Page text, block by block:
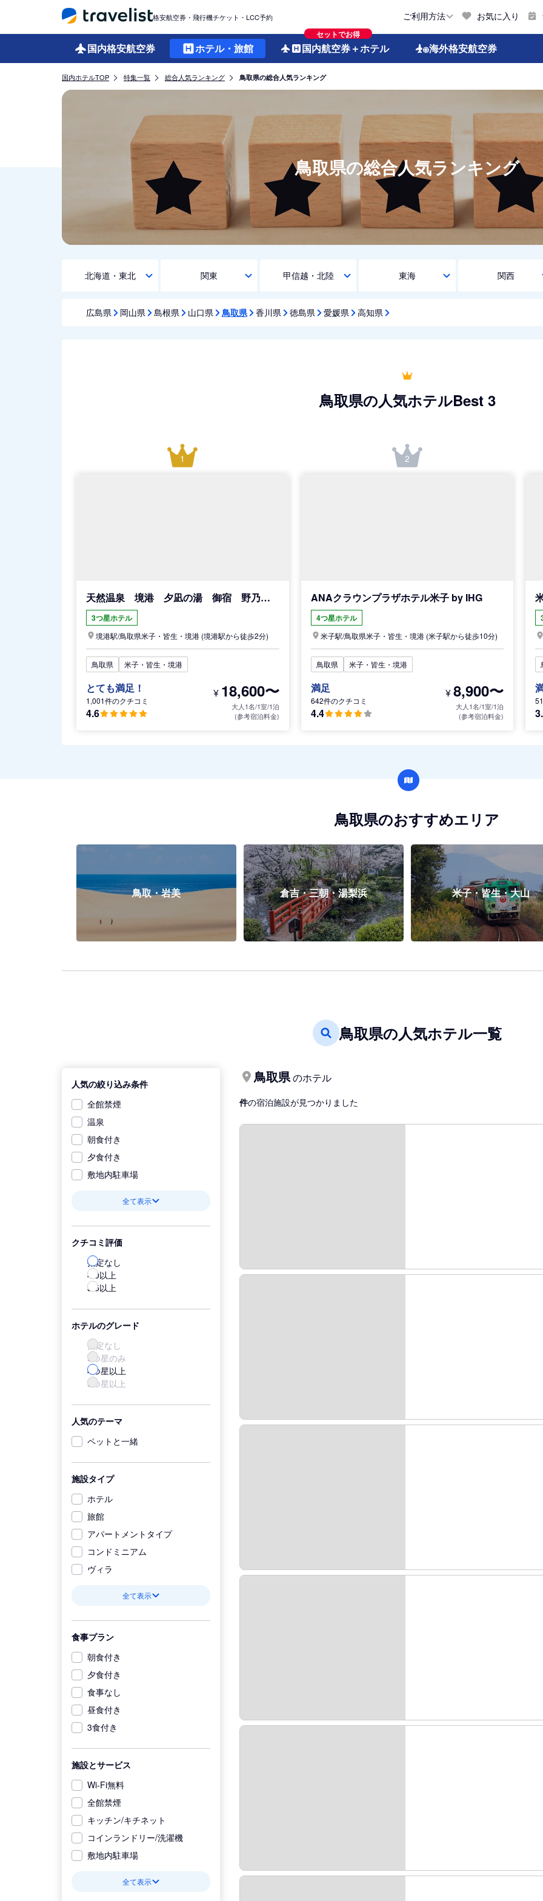
格安航空券・飛行機チケット・LCC予約 ご利用方法 お気に入り
国内格安航空券 ホテル・旅館
セットでお得
国内航空券＋ホテル 海外格安航空券
国内ホテルTOP 特集一覧 総合人気ランキング 鳥取県の総合人気ランキング
鳥取県の総合人気ランキング
北海道・東北 関東 甲信越・北陸 東海 関西
広島県 岡山県 島根県 山口県 鳥取県 香川県 徳島県 愛媛県 高知県
鳥取県の人気ホテルBest 3
1
天然温泉 境港 夕凪の湯 御宿 野乃（ドーミーインチェーン）
3つ星ホテル
境港駅/鳥取県米子・皆生・境港 (境港駅から徒歩2分)
鳥取県 米子・皆生・境港
とても満足！
1,001件のクチコミ
4.6
¥ 18,600〜
大人1名/1室/1泊
(参考宿泊料金)
2
ANAクラウンプラザホテル米子 by IHG
4つ星ホテル
米子駅/鳥取県米子・皆生・境港(米子駅から徒歩10分)
鳥取県 米子・皆生・境港
満足
642件のクチコミ
4.4
¥8,900〜
大人1名/1室/1泊
(参考宿泊料金)
鳥取県のおすすめエリア
鳥取・岩美 倉吉・三朝・湯梨浜 米子・皆生・大山
鳥取県の人気ホテル一覧
人気の絞り込み条件
全館禁煙
温泉
朝食付き
夕食付き
敷地内駐車場
全て表示
クチコミ評価
指定なし
4.0以上
3.5以上
ホテルのグレード
指定なし
5つ星のみ
4つ星以上
3つ星以上
人気のテーマ
ペットと一緒
施設タイプ
ホテル
旅館
アパートメントタイプ
コンドミニアム
ヴィラ
全て表示
食事プラン
朝食付き
夕食付き
食事なし
昼食付き
3食付き
施設とサービス
Wi-Fi無料
全館禁煙
キッチン/キチネット
コインランドリー/洗濯機
敷地内駐車場
全て表示
鳥取県のホテル
件の宿泊施設が見つかりました